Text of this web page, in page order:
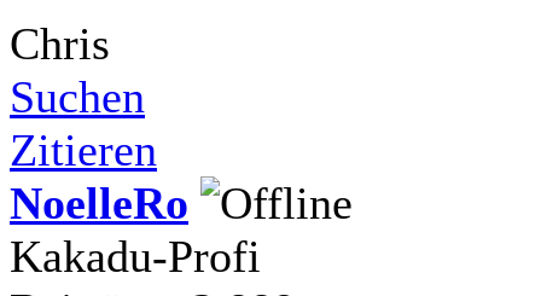
Chris
Suchen
Zitieren
NoelleRo
Kakadu-Profi